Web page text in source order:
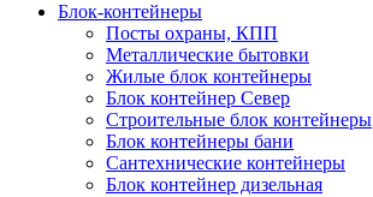
Блок-контейнеры
Посты охраны, КПП
Металлические бытовки
Жилые блок контейнеры
Блок контейнер Север
Строительные блок контейнеры
Блок контейнеры бани
Сантехнические контейнеры
Блок контейнер дизельная